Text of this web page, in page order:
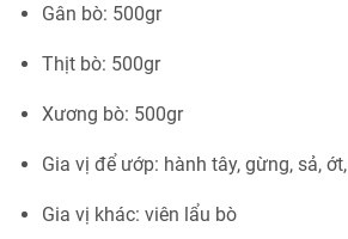
Gân bò: 500gr
Thịt bò: 500gr
Xương bò: 500gr
Gia vị để ướp: hành tây, gừng, sả,
Gia vị khác: viên lẩu bò